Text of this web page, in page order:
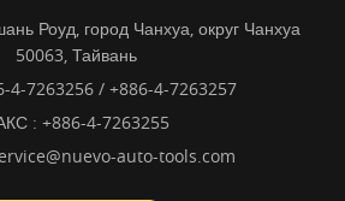
Роуд, город Чанхуа, округ Чанхуа
50063, Тайвань
4-7263256 / +886-4-7263257
: +886-4-7263255
auto-tools.com